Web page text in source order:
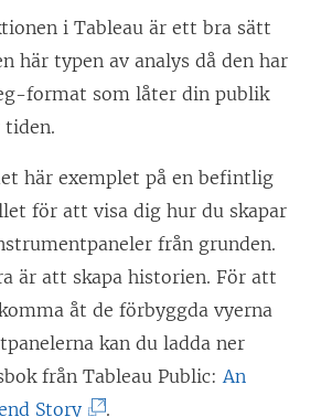
i Tableau är ett bra sätt
här typen av analys då den har
format som låter din publik
tiden.
här exemplet på en befintlig
för att visa dig hur du skapar
från grunden.
är att skapa historien. För att
åt de förbyggda vyerna
kan du ladda ner
från Tableau Public:An
Story(
.